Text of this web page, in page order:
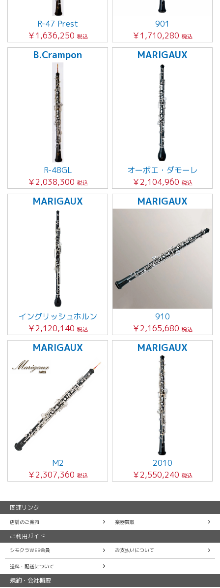
R-47 Prest
￥1,636,250 税込
901
￥1,710,280 税込
B.Crampon
R-48GL
￥2,038,300 税込
MARIGAUX
オーボエ・ダモーレ
￥2,104,960 税込
MARIGAUX
イングリッシュホルン
￥2,120,140 税込
MARIGAUX
910
￥2,165,680 税込
MARIGAUX
M2
￥2,307,360 税込
MARIGAUX
2010
￥2,550,240 税込
関連リンク
店舗のご案内 楽器買取
ご利用ガイド
シモクラWEB会員 お支払いについて
送料・配送について
規約・会社概要